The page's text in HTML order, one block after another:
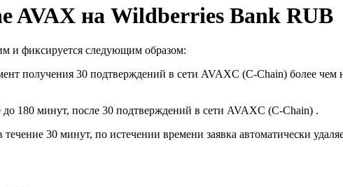
AVAX на Wildberries Bank RUB
и фиксируется следующим образом:
получения 30 подтверждений в сети AVAXC (C-Chain) более чем
до 180 минут, после 30 подтверждений в сети AVAXC (C-Chain) .
30 минут, по истечении времени заявка автоматически